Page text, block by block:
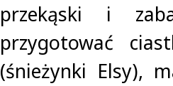
przekąski i
przygotować
(śnieżynki Elsy),